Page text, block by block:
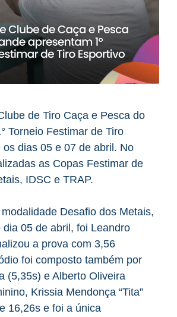
de Tiro Caça e Pesca do
Torneio Festimar de Tiro
os dias 05 e 07 de abril. No
as Copas Festimar de
IDSC e TRAP.
Desafio dos Metais,
05 de abril, foi Leandro
a prova com 3,56
foi composto também por
(5,35s) e Alberto Oliveira
Krissia Mendonça “Tita”
16,26s e foi a única